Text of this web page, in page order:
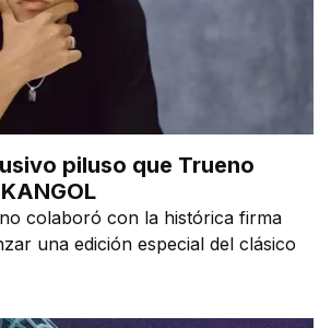
piluso que Trueno
colaboró con la histórica firma
una edición especial del clásico